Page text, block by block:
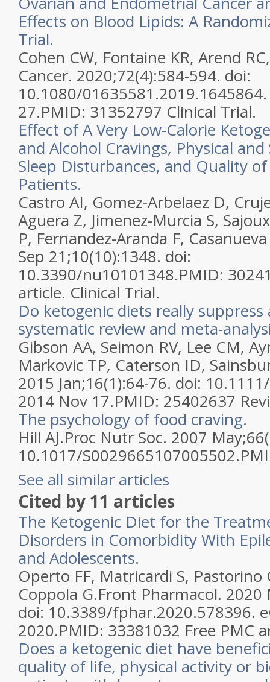
Effects on Blood Lipids: A
Trial.
Cohen CW, Fontaine KR, Arend
Cancer. 2020;72(4):584-594. doi:
10.1080/
27.PMID: 31352797 Clinical Trial.
Effect of A Very Low-Calorie
and Alcohol Cravings, Physical
Sleep Disturbances, and Quality
Patients.
Castro AI, Gomez-Arbelaez D,
Aguera Z, Jimenez-Murcia S,
P, Fernandez-Aranda F, Casanueva
Sep 21;10(10):1348. doi:
10.3390/nu10101348.PMID:
article. Clinical Trial.
Do ketogenic diets really suppress
systematic review and meta-
Gibson AA, Seimon RV, Lee CM,
Markovic TP, Caterson ID,
2015 Jan;16(1):64-76. doi:
2014 Nov 17.PMID: 25402637
The psychology of food craving.
Hill AJ.Proc Nutr Soc. 2007
10.1017/S0029665107005502.
See all similar articles
Cited by 11 articles
The Ketogenic Diet for the
Disorders in Comorbidity With
and Adolescents.
Operto FF, Matricardi S, Pastorino
Coppola G.Front Pharmacol. 2020
doi: 10.3389/fphar.2020.578396.
2020.PMID: 33381032 Free PMC
Does a ketogenic diet have
quality of life, physical activity or